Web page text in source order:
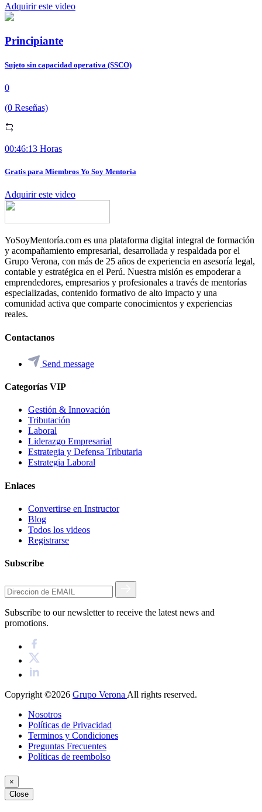
Adquirir este video
Principiante
Sujeto sin capacidad operativa (SSCO)
0
(0 Reseñas)
00:46:13 Horas
Gratis para Miembros Yo Soy Mentoria
Adquirir este video
YoSoyMentoría.com es una plataforma digital integral de formación
y acompañamiento empresarial, desarrollada y respaldada por el
Grupo Verona, con más de 25 años de experiencia en asesoría legal,
contable y estratégica en el Perú. Nuestra misión es empoderar a
emprendedores, empresarios y profesionales a través de mentorías
especializadas, contenido formativo de alto impacto y una
comunidad activa que comparte conocimientos y experiencias
reales.
Contactanos
Send message
Categorías VIP
Gestión & Innovación
Tributación
Laboral
Liderazgo Empresarial
Estrategia y Defensa Tributaria
Estrategia Laboral
Enlaces
Convertirse en Instructor
Blog
Todos los videos
Registrarse
Subscribe
Subscribe to our newsletter to receive the latest news and
promotions.
Copyright ©2026 Grupo Verona All rights reserved.
Nosotros
Políticas de Privacidad
Terminos y Condiciones
Preguntas Frecuentes
Políticas de reembolso
×
Close